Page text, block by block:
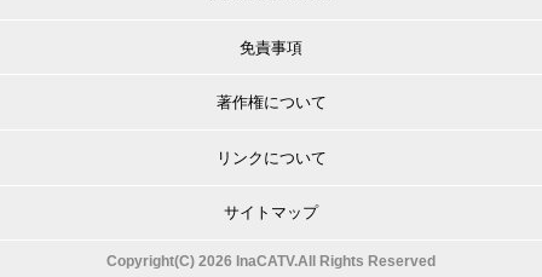
免責事項
著作権について
リンクについて
サイトマップ
Copyright(C) 2026 InaCATV.All Rights Reserved